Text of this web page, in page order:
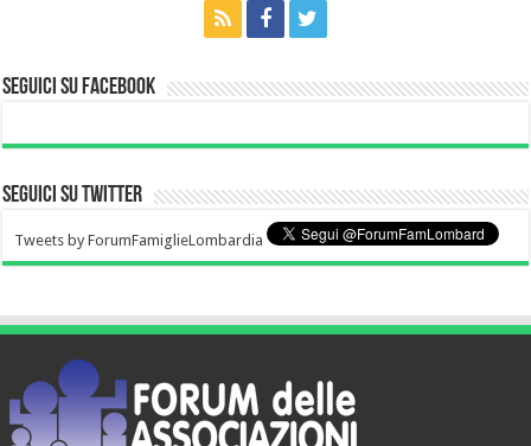
Seguici su Facebook
Seguici su Twitter
Tweets by ForumFamiglieLombardia